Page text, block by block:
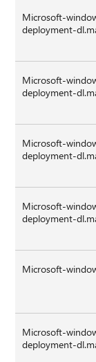
Microsoft-
deployment-
Microsoft-
deployment-
Microsoft-
deployment-
Microsoft-
deployment-
Microsoft-
Microsoft-
deployment-